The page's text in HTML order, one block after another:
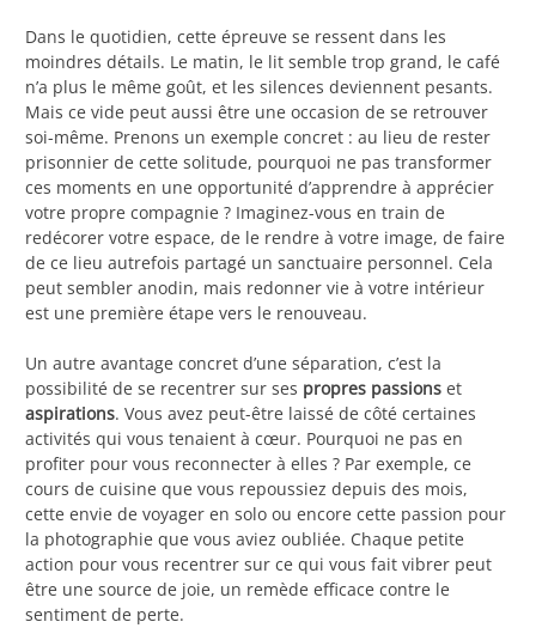
Dans le quotidien, cette épreuve se ressent dans les
moindres détails. Le matin, le lit semble trop grand, le café
n’a plus le même goût, et les silences deviennent pesants.
Mais ce vide peut aussi être une occasion de se retrouver
soi-même. Prenons un exemple concret : au lieu de rester
prisonnier de cette solitude, pourquoi ne pas transformer
ces moments en une opportunité d’apprendre à apprécier
votre propre compagnie ? Imaginez-vous en train de
redécorer votre espace, de le rendre à votre image, de faire
de ce lieu autrefois partagé un sanctuaire personnel. Cela
peut sembler anodin, mais redonner vie à votre intérieur
est une première étape vers le renouveau.
Un autre avantage concret d’une séparation, c’est la
possibilité de se recentrer sur ses propres passions et
aspirations. Vous avez peut-être laissé de côté certaines
activités qui vous tenaient à cœur. Pourquoi ne pas en
profiter pour vous reconnecter à elles ? Par exemple, ce
cours de cuisine que vous repoussiez depuis des mois,
cette envie de voyager en solo ou encore cette passion pour
la photographie que vous aviez oubliée. Chaque petite
action pour vous recentrer sur ce qui vous fait vibrer peut
être une source de joie, un remède efficace contre le
sentiment de perte.